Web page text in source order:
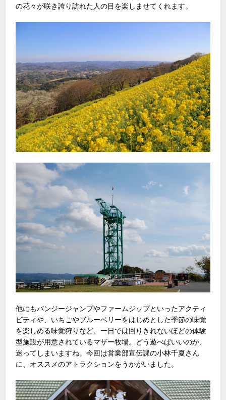
の花々が咲き誇り訪れた人の目を楽しませてくれます。
他にもバンジージャンプやファームジップといったアクティ
ビティや、いちごやブルーベリーをはじめとした季節の味覚
を楽しめる味覚狩りなど、一日では回りきれないほどの体験
型施設が用意されているマザー牧場。どう遊べばいいのか、
迷ってしまいますね。今回は営業部宣伝課の小林千夏さん
に、オススメのアトラクションをうかがいました。